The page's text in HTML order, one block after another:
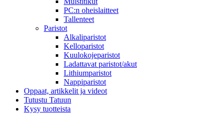
PC:n oheislaitteet
Tallenteet
Paristot
Alkaliparistot
Kelloparistot
Kuulokojeparistot
Ladattavat paristot/akut
Lithiumparistot
Nappiparistot
Oppaat, artikkelit ja videot
Tutustu Tatuun
Kysy tuotteista